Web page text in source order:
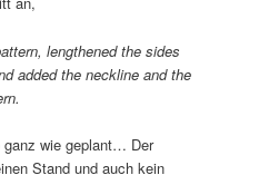
lengthened the sides
added the neckline and the
wie geplant… Der
Stand und auch kein